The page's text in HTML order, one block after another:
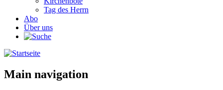
Tag des Herrn
Abo
Über uns
Main navigation